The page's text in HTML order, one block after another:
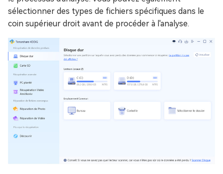
sélectionner des types de fichiers spécifiques dans le
coin supérieur droit avant de procéder à l'analyse.